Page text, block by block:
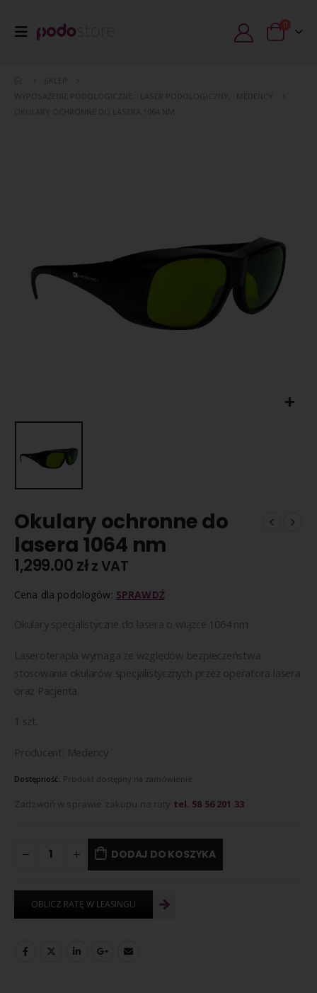
0
Okulary ochronne do
lasera 1064 nm
1,299.00zł z VAT
Cena dla podologów: SPRAWDŹ
Okulary specjalistyczne do lasera o wiązce 1064 nm
Laseroterapia wymaga ze względów bezpieczeństwa
stosowania okularów specjalistycznych przez operatora lasera
oraz Pacjenta.
1 szt.
Producent: Medency
Dostępność: Produkt dostępny na zamówienie
Zadzwoń w sprawie zakupu na raty tel. 58 56 201 33
DODAJ DO KOSZYKA